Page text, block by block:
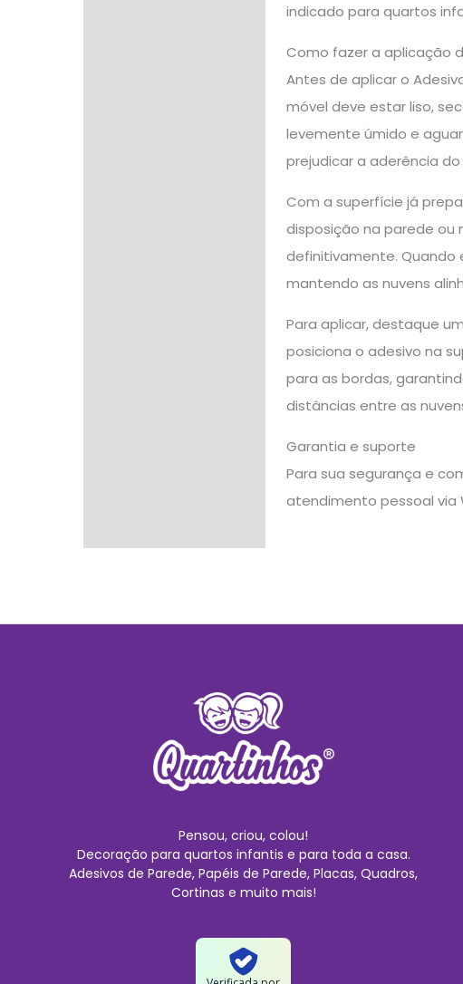
indicado para quartos
Como fazer a aplicação
Antes de aplicar o
móvel deve estar liso,
levemente úmido e
prejudicar a aderência
Com a superfície já
disposição na parede ou
definitivamente.
mantendo as nuvens
Para aplicar, destaque
posiciona o adesivo na
para as bordas,
distâncias entre as
Garantia e suporte
Para sua segurança e
atendimento pessoal via
Pensou, criou, colou!
Decoração para quartos infantis e para toda a casa.
Adesivos de Parede, Papéis de Parede, Placas, Quadros,
Cortinas e muito mais!